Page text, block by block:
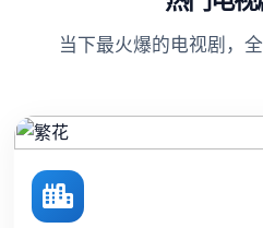
当下最火爆的电视剧，